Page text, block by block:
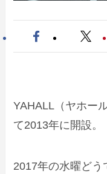
YAHALL（ヤホー
て2013年に開設。
2017年の水曜どう